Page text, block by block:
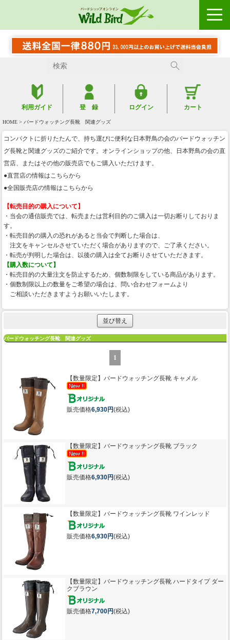
利用ガイド 登 録 ログイン カート
HOME > バードウォッチング長靴 関連グッズ
コンパクトに折りたたんで、持ち運びに便利な日本野鳥の会のバードウォッチン
グ長靴と関連グッズのご紹介です。オンラインショップの他、日本野鳥の会の直
営店、またはその他の販売店でもご購入いただけます。
●直営店の情報はこちらから
●全国販売店の情報はこちらから
【転売目的の購入について】
・当会の通信販売では、転売または営利目的のご購入は一切お断りしておりま
す。
・転売目的の購入の恐れがあると当会で判断した場合は、
注文をキャンセルさせていただく場合がありますので、ご了承ください。
・転売が判明した場合は、以後の購入は全てお断りさせていただきます。
【購入数について】
・転売目的の大量注文を防止するため、個数制限をしている商品があります。
・個数制限以上の数量をご希望の場合は、問い合わせフォームより
ご相談いただきますようお願いいたします。
並び替え
バードウォッチング長靴 関連グッズ
1
【数量限定】 バードウォッチング長靴 キャメル
販売価格6,930円(税込)
【数量限定】 バードウォッチング長靴 ブラック
販売価格6,930円(税込)
【数量限定】 バードウォッチング長靴 ワインレッド
販売価格6,930円(税込)
【数量限定】 バードウォッチング長靴 ハードタイプ ダー
クブラウン
販売価格7,700円(税込)